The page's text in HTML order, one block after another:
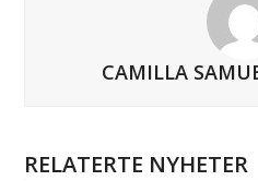
CAMILLA
RELATERTE NYHETER